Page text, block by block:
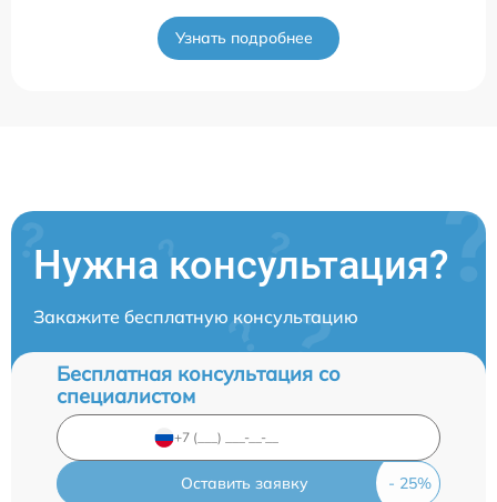
Узнать подробнее
Нужна консультация?
Закажите бесплатную консультацию
Бесплатная консультация со
специалистом
Оставить заявку